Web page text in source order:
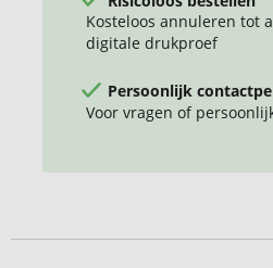
Kosteloos annuleren tot
digitale drukproef
Persoonlijk
Voor vragen of